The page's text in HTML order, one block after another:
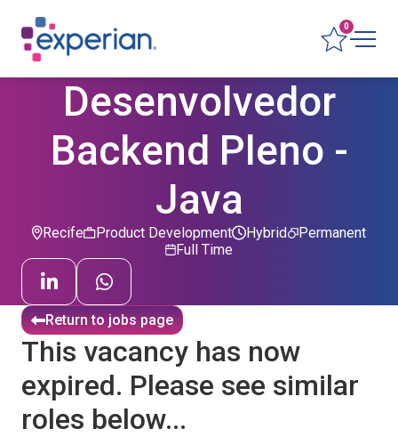
0
Desenvolvedor
Backend Pleno -
Java
Recife Product Development Permanent
Hybrid
Full Time
Return to jobs page
This vacancy has now
expired. Please see similar
roles below...